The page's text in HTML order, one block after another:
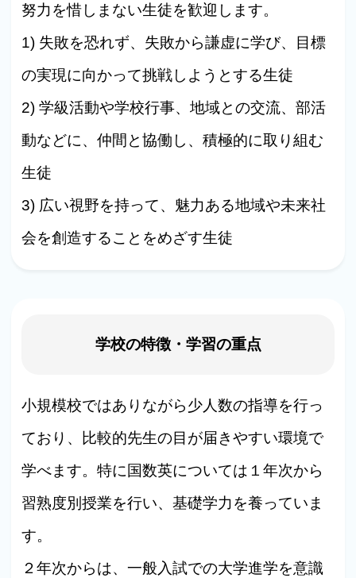
努力を惜しまない生徒を歓迎します。
1) 失敗を恐れず、失敗から謙虚に学び、目標
の実現に向かって挑戦しようとする生徒
2) 学級活動や学校行事、地域との交流、部活
動などに、仲間と協働し、積極的に取り組む
生徒
3) 広い視野を持って、魅力ある地域や未来社
会を創造することをめざす生徒
学校の特徴・学習の重点
小規模校ではありながら少人数の指導を行っ
ており、比較的先生の目が届きやすい環境で
学べます。特に国数英については１年次から
習熟度別授業を行い、基礎学力を養っていま
す。
２年次からは、一般入試での大学進学を意識